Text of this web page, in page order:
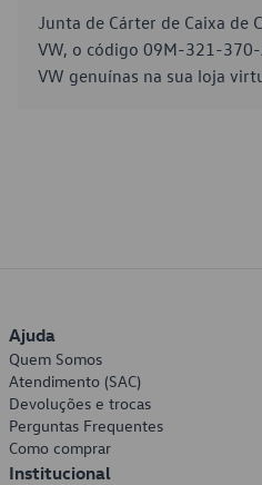
Junta de Cárter de Caixa de
VW, o código 09M-321-370-
VW genuínas na sua loja
Ajuda
Quem Somos
Atendimento (SAC)
Devoluções e trocas
Perguntas Frequentes
Como comprar
Institucional